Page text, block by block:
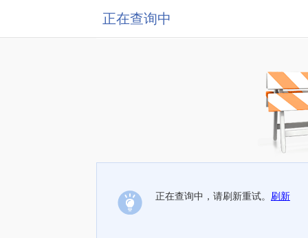
正在查询中
正在查询中，请刷新重试。 刷新